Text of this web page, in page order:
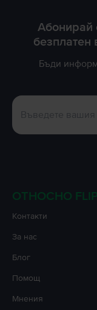
Ако iPhone 15 Pro
поръчай възможно най-
Абонирай
безплатен
Бъди
ОТНОСНО FLIP
Контакти
За нас
Блог
Помощ
Мнения